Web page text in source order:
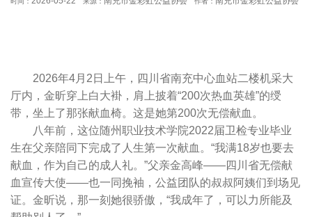
2026年4月2日上午，四川省南充中心血站二楼机采大
厅内，金昕穿上白大褂，肩上披着“200次热血英雄”的绶
带，坐上了那张献血椅。这是她第200次无偿献血。
八年前，这位随州职业技术学院2022届卫检专业毕业
生在父亲陪同下完成了人生第一次献血。“我满18岁也要去
献血，作为自己的成人礼。”父亲金高峰——四川省无偿献
血宣传大使——也一同挽袖，公益团队的叔叔阿姨们到场见
证。金昕说，那一刻她很骄傲，“我成年了，可以力所能及